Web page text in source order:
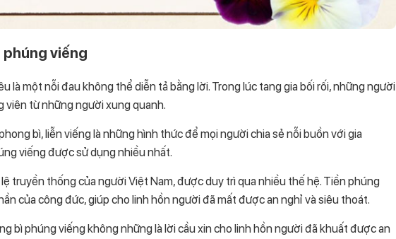
phúng viếng
là một nỗi đau không thể diễn tả bằng lời. Trong lúc tang gia bối rối, những người
viên từ những người xung quanh.
bì, liễn viếng là những hình thức để mọi người chia sẻ nỗi buồn với gia
viếng được sử dụng nhiều nhất.
truyền thống của người Việt Nam, được duy trì qua nhiều thế hệ. Tiền phúng
của công đức, giúp cho linh hồn người đã mất được an nghỉ và siêu thoát.
bì phúng viếng không những là lời cầu xin cho linh hồn người đã khuất được an